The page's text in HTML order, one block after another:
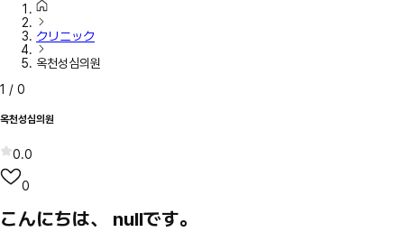
クリニック
옥천성심의원
1 / 0
옥천성심의원
0.0
0
こんにちは、 nullです。